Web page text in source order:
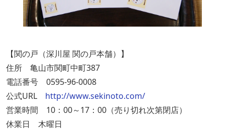
【関の戸（深川屋 関の戸本舗）】
住所 亀山市関町中町387
電話番号 0595-96-0008
公式URL http://www.sekinoto.com/
営業時間 10：00～17：00（売り切れ次第閉店）
休業日 木曜日